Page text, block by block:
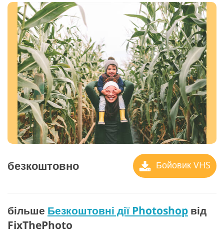
безкоштовно Бойовик VHS
більше Безкоштовні дії Photoshop від
FixThePhoto